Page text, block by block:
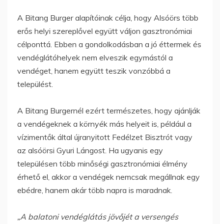
A Bitang Burger alapítóinak célja, hogy Alsóörs több
erős helyi szereplővel együtt váljon gasztronómiai
célponttá. Ebben a gondolkodásban a jó éttermek és
vendéglátóhelyek nem elveszik egymástól a
vendéget, hanem együtt teszik vonzóbbá a
települést.
A Bitang Burgernél ezért természetes, hogy ajánlják
a vendégeknek a környék más helyeit is, például a
vízimentők által újranyitott Fedélzet Bisztrót vagy
az alsóörsi Gyuri Lángost. Ha ugyanis egy
településen több minőségi gasztronómiai élmény
érhető el, akkor a vendégek nemcsak megállnak egy
ebédre, hanem akár több napra is maradnak.
„A balatoni vendéglátás jövőjét a versengés